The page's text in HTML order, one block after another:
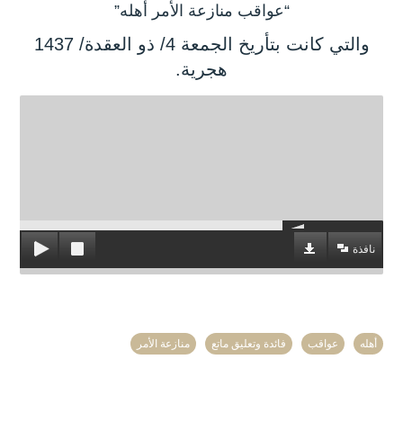
“عواقب منازعة الأمر أهله”
والتي كانت بتأريخ الجمعة 4/ ذو العقدة/ 1437
هجرية.
نافذة
أهله عواقب فائدة وتعليق ماتع منازعة الأمر